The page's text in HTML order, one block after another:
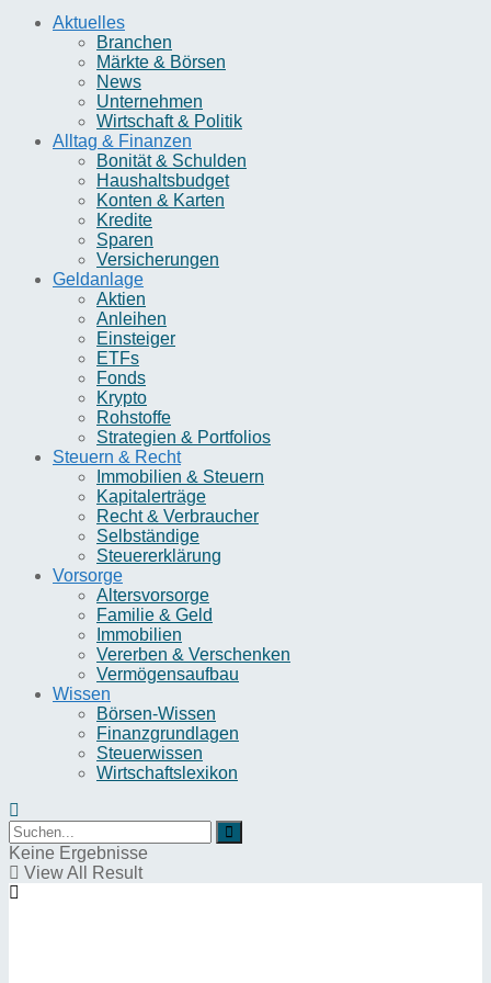
Aktuelles
Branchen
Märkte & Börsen
News
Unternehmen
Wirtschaft & Politik
Alltag & Finanzen
Bonität & Schulden
Haushaltsbudget
Konten & Karten
Kredite
Sparen
Versicherungen
Geldanlage
Aktien
Anleihen
Einsteiger
ETFs
Fonds
Krypto
Rohstoffe
Strategien & Portfolios
Steuern & Recht
Immobilien & Steuern
Kapitalerträge
Recht & Verbraucher
Selbständige
Steuererklärung
Vorsorge
Altersvorsorge
Familie & Geld
Immobilien
Vererben & Verschenken
Vermögensaufbau
Wissen
Börsen-Wissen
Finanzgrundlagen
Steuerwissen
Wirtschaftslexikon
Keine Ergebnisse
View All Result